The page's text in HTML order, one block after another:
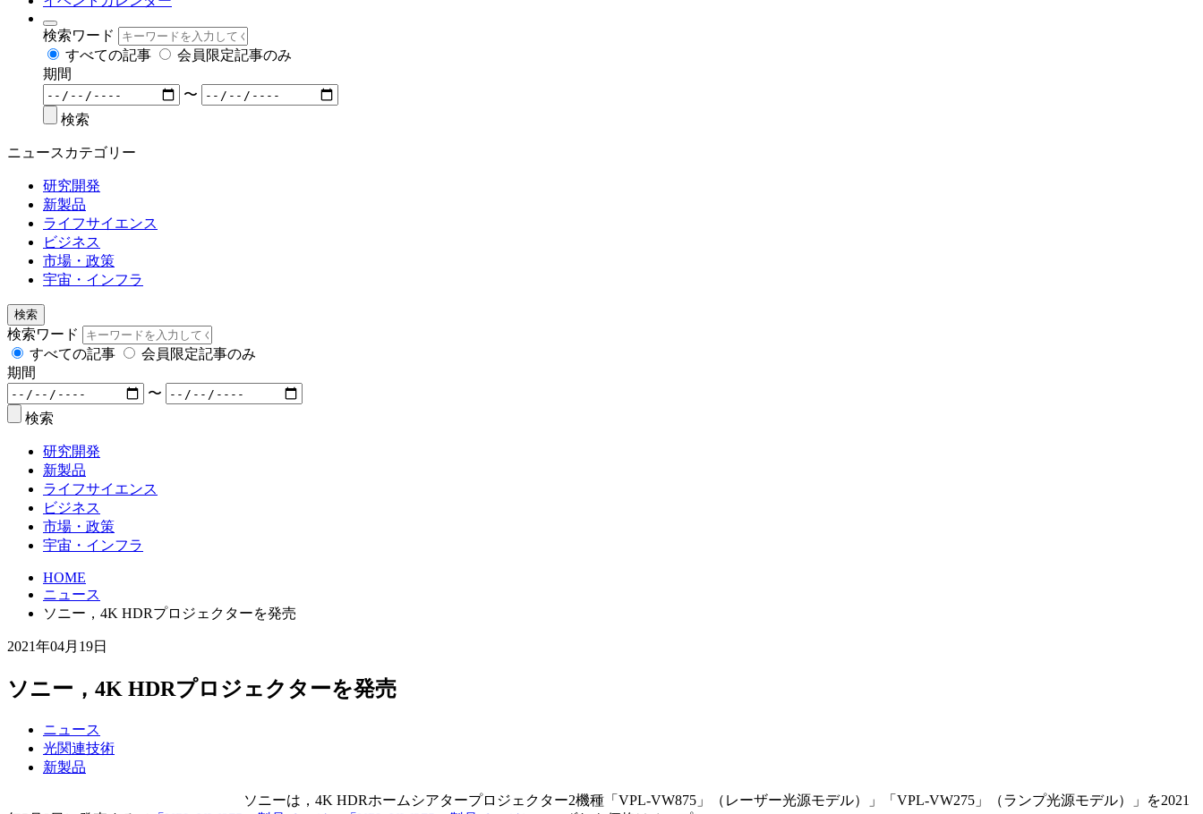
検索ワード
すべての記事
会員限定記事のみ
期間
〜
検索
ニュースカテゴリー
研究開発
新製品
ライフサイエンス
ビジネス
市場・政策
宇宙・インフラ
検索
検索ワード
すべての記事
会員限定記事のみ
期間
〜
検索
研究開発
新製品
ライフサイエンス
ビジネス
市場・政策
宇宙・インフラ
HOME
ニュース
ソニー，4K HDRプロジェクターを発売
2021年04月19日
ソニー，4K HDRプロジェクターを発売
ニュース
光関連技術
新製品
ソニーは，4K HDRホームシアタープロジェクター2機種「VPL-VW875」（レーザー光源モデル）」「VPL-VW275」（ランプ光源モデル）」を2021